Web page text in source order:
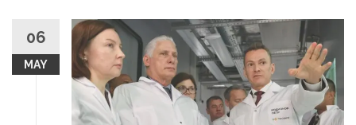
06
MAY